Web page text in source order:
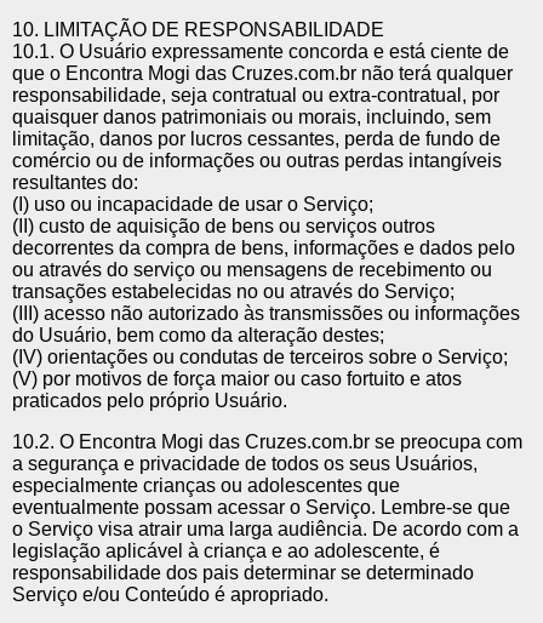
10. LIMITAÇÃO DE RESPONSABILIDADE
10.1. O Usuário expressamente concorda e está ciente de
que o Encontra Mogi das Cruzes.com.br não terá qualquer
responsabilidade, seja contratual ou extra-contratual, por
quaisquer danos patrimoniais ou morais, incluindo, sem
limitação, danos por lucros cessantes, perda de fundo de
comércio ou de informações ou outras perdas intangíveis
resultantes do:
(I) uso ou incapacidade de usar o Serviço;
(II) custo de aquisição de bens ou serviços outros
decorrentes da compra de bens, informações e dados pelo
ou através do serviço ou mensagens de recebimento ou
transações estabelecidas no ou através do Serviço;
(III) acesso não autorizado às transmissões ou informações
do Usuário, bem como da alteração destes;
(IV) orientações ou condutas de terceiros sobre o Serviço;
(V) por motivos de força maior ou caso fortuito e atos
praticados pelo próprio Usuário.
10.2. O Encontra Mogi das Cruzes.com.br se preocupa com
a segurança e privacidade de todos os seus Usuários,
especialmente crianças ou adolescentes que
eventualmente possam acessar o Serviço. Lembre-se que
o Serviço visa atrair uma larga audiência. De acordo com a
legislação aplicável à criança e ao adolescente, é
responsabilidade dos pais determinar se determinado
Serviço e/ou Conteúdo é apropriado.